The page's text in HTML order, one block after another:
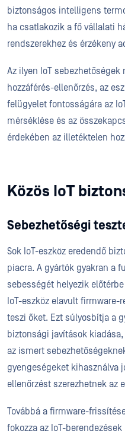
biztonságos intelligens
ha csatlakozik a fő vállalati
rendszerekhez és érzékeny
Az ilyen IoT
hozzáférés-ellenőrzés, az
felügyelet fontosságára az
mérséklése és az
érdekében az illetéktelen
Közös IoT
Sebezhetőségi
Sok IoT-eszköz eredendő
piacra. A gyártók gyakran a
sebességét helyezik
IoT-eszköz elavult
teszi őket. Ezt súlyosbítja a
biztonsági javítások
az ismert
gyengeségeket kihasználva
ellenőrzést szerezhetnek az
Továbbá a firmware-
fokozza az IoT-